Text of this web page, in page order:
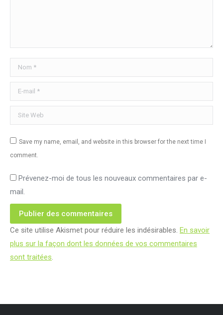
Nom *
E-mail *
Site Web
Save my name, email, and website in this browser for the next time I
comment.
Prévenez-moi de tous les nouveaux commentaires par e-
mail.
Publier des commentaires
Ce site utilise Akismet pour réduire les indésirables. En savoir
plus sur la façon dont les données de vos commentaires
sont traitées.